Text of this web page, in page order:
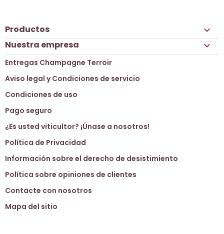
Productos 
Nuestra empresa 
Entregas Champagne Terroir
Aviso legal y Condiciones de servicio
Condiciones de uso
Pago seguro
¿Es usted viticultor? ¡Únase a nosotros!
Política de Privacidad
Información sobre el derecho de desistimiento
Política sobre opiniones de clientes
Contacte con nosotros
Mapa del sitio